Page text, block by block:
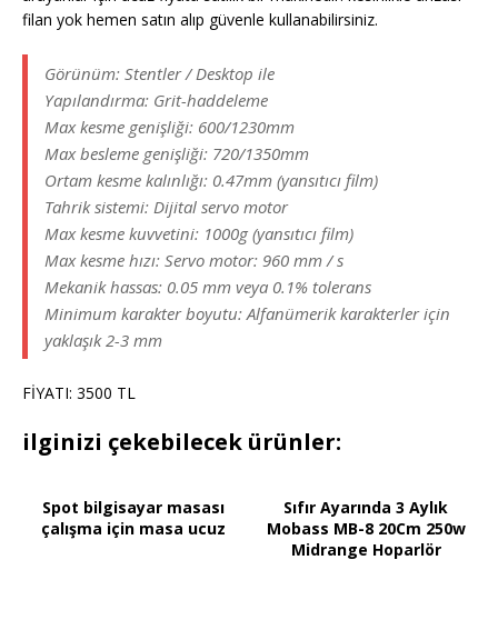
filan yok hemen satın alıp güvenle kullanabilirsiniz.
Görünüm: Stentler / Desktop ile
Yapılandırma: Grit-haddeleme
Max kesme genişliği: 600/1230mm
Max besleme genişliği: 720/1350mm
Ortam kesme kalınlığı: 0.47mm (yansıtıcı film)
Tahrik sistemi: Dijital servo motor
Max kesme kuvvetini: 1000g (yansıtıcı film)
Max kesme hızı: Servo motor: 960 mm / s
Mekanik hassas: 0.05 mm veya 0.1% tolerans
Minimum karakter boyutu: Alfanümerik karakterler için
yaklaşık 2-3 mm
FİYATI: 3500 TL
ilginizi çekebilecek ürünler:
Spot bilgisayar masası
çalışma için masa ucuz
Sıfır Ayarında 3 Aylık
Mobass MB-8 20Cm 250w
Midrange Hoparlör